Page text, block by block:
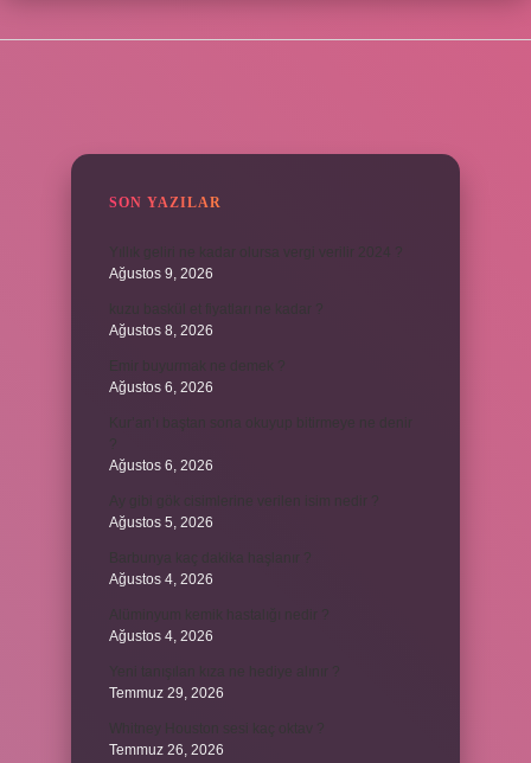
SON YAZILAR
Ağustos 9, 2026
Ağustos 8, 2026
Ağustos 6, 2026
Ağustos 6, 2026
Ağustos 5, 2026
Ağustos 4, 2026
Ağustos 4, 2026
Temmuz 29, 2026
Temmuz 26, 2026